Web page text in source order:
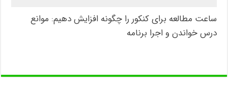
ساعت مطالعه برای کنکور را چگونه افزایش دهیم: موانع
درس خواندن و اجرا برنامه